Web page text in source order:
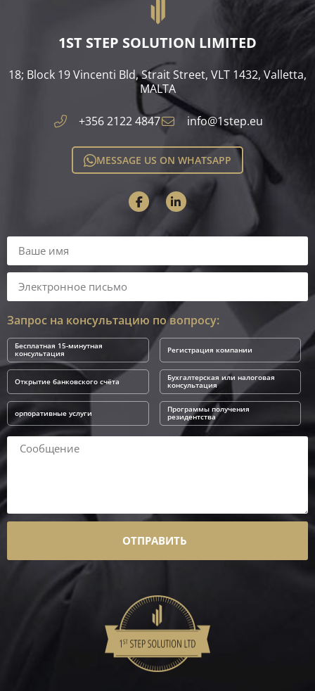
1ST STEP SOLUTION LIMITED
18; Block 19 Vincenti Bld, Strait Street, VLT 1432, Valletta,
MALTA​
+356 2122 4847 info@1step.eu
MESSAGE US ON WHATSAPP
Запрос на консультацию по вопросу:
Бесплатная 15-минутная
консультация Регистрация компании
Открытие банковского счёта Бухгалтерская или налоговая
консультация
орпоративные услуги Программы получения
резидентства
ОТПРАВИТЬ